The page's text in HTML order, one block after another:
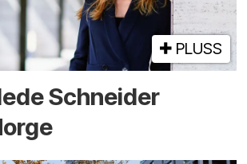
PLUSS
Schneider